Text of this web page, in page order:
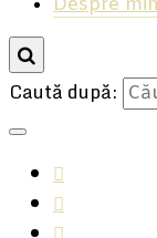
Caută după: